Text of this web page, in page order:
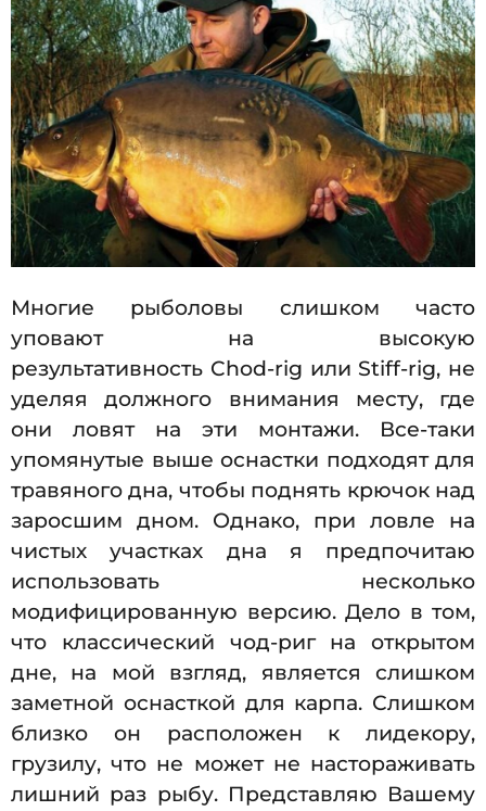
2
6
.
0
8
.
2
0
1
0
1
6
Многие рыболовы слишком часто
уповают на высокую
результативность Chod-rig или Stiff-rig, не
уделяя должного внимания месту, где
они ловят на эти монтажи. Все-таки
упомянутые выше оснастки подходят для
травяного дна, чтобы поднять крючок над
заросшим дном. Однако, при ловле на
чистых участках дна я предпочитаю
использовать несколько
модифицированную версию. Дело в том,
что классический чод-риг на открытом
дне, на мой взгляд, является слишком
заметной оснасткой для карпа. Слишком
близко он расположен к лидекору,
грузилу, что не может не настораживать
лишний раз рыбу. Представляю Вашему